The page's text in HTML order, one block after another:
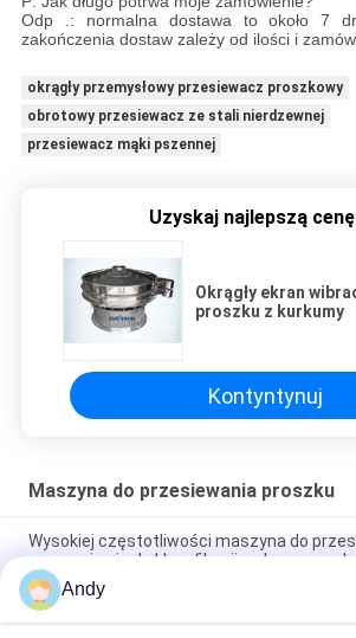
Odp .: normalna dostawa to około 7
zakończenia dostaw zależy od ilości i
okrągły przemysłowy przesiewacz proszkowy
obrotowy przesiewacz ze stali nierdzewnej
przesiewacz mąki pszennej
Uzyskaj najlepszą
Okrągły ekran
proszku z kurkumy
Kontyntynuj
Maszyna do przesiewania proszku
Wysokiej częstotliwości maszyna do
wyposażenie do klasyfikacji z ekranem
Maszyna do przesiewania proszku o dużej
warstwami
Andy